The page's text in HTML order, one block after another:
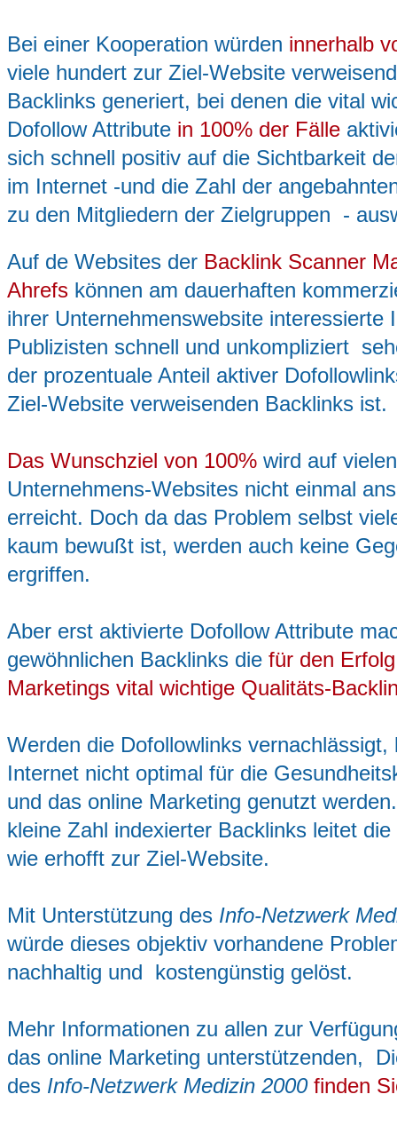
Bei einer Kooperation würden innerhalb
viele hundert zur Ziel-Website
Backlinks generiert, bei denen die vital
Dofollow Attribute in 100% der Fälle
sich schnell positiv auf die Sichtbarkeit
im Internet -und die Zahl der
zu den Mitgliedern der Zielgruppen -
Auf de Websites der Backlink Scanner
Ahrefs können am dauerhaften
ihrer Unternehmenswebsite interessierte
Publizisten schnell und unkompliziert
der prozentuale Anteil aktiver
Ziel-Website verweisenden Backlinks ist.
Das Wunschziel von 100% wird auf vielen
Unternehmens-Websites nicht einmal
erreicht. Doch da das Problem selbst
kaum bewußt ist, werden auch keine
ergriffen.
Aber erst aktivierte Dofollow Attribute
gewöhnlichen Backlinks die für den
Marketings vital wichtige Qualitäts-
Werden die Dofollowlinks vernachlässigt,
Internet nicht optimal für die
und das online Marketing genutzt
kleine Zahl indexierter Backlinks leitet
wie erhofft zur Ziel-Website.
Mit Unterstützung des Info-Netzwerk
würde dieses objektiv vorhandene
nachhaltig und kostengünstig gelöst.
Mehr Informationen zu allen zur
das online Marketing unterstützenden,
des Info-Netzwerk Medizin 2000 finden